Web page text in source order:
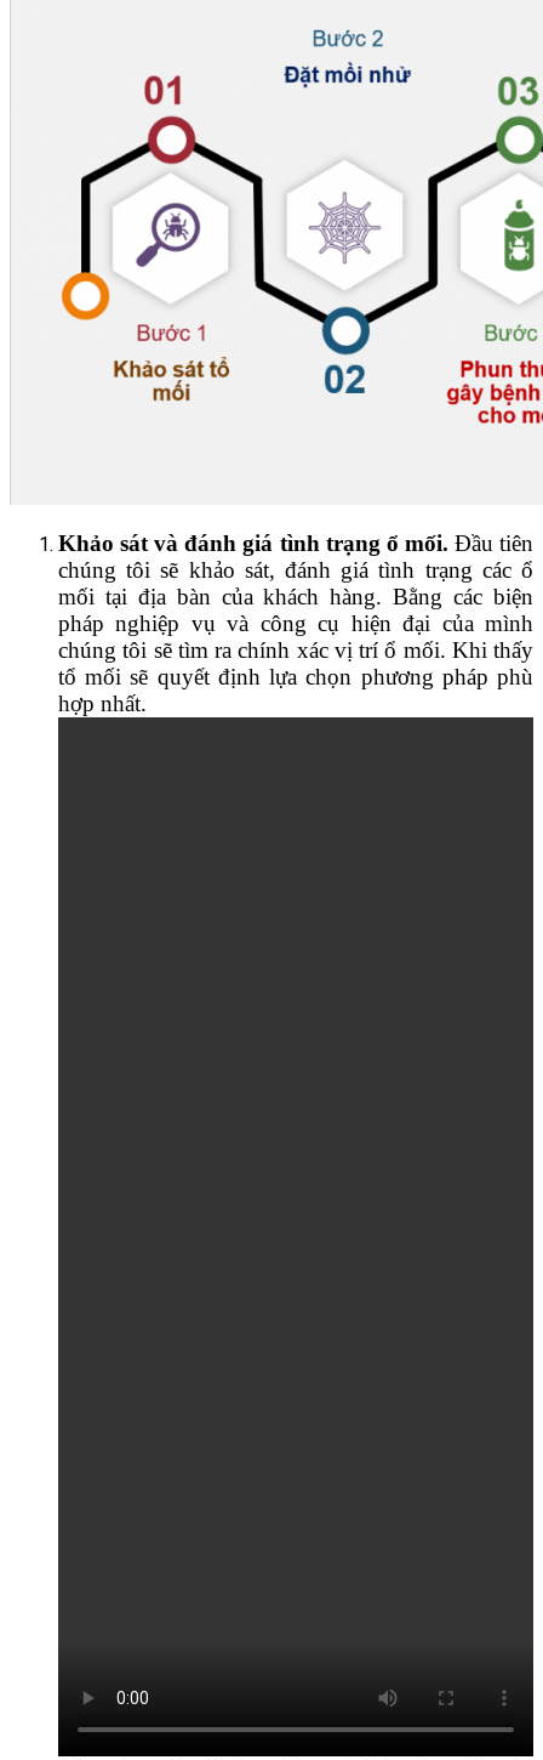
Khảo sát và đánh giá tình trạng ổ mối. Đầu tiên
chúng tôi sẽ khảo sát, đánh giá tình trạng các ổ
mối tại địa bàn của khách hàng. Bằng các biện
pháp nghiệp vụ và công cụ hiện đại của mình
chúng tôi sẽ tìm ra chính xác vị trí ổ mối. Khi thấy
tổ mối sẽ quyết định lựa chọn phương pháp phù
hợp nhất.